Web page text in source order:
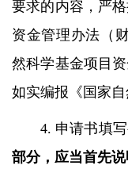
要求的内容，严
资金管理办法（
然科学基金项目
如实编报《国家自
4. 申请书填写
部分，应当首先